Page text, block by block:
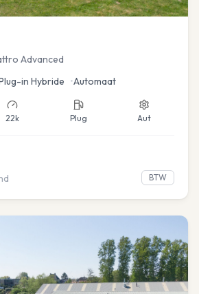
Advanced
in Hybride •Automaat
22k Plug Aut
BTW